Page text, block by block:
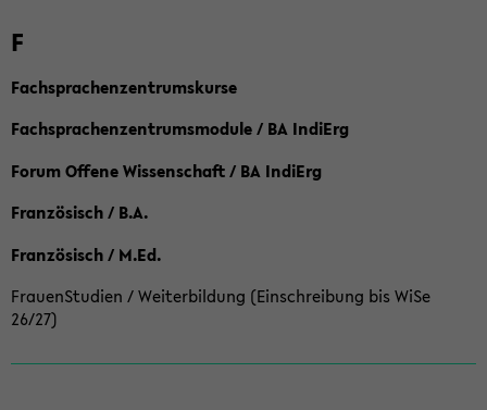
F
Fachsprachenzentrumskurse
Fachsprachenzentrumsmodule / BA IndiErg
Forum Offene Wissenschaft / BA IndiErg
Französisch / B.A.
Französisch / M.Ed.
FrauenStudien / Weiterbildung (Einschreibung bis WiSe
26/27)